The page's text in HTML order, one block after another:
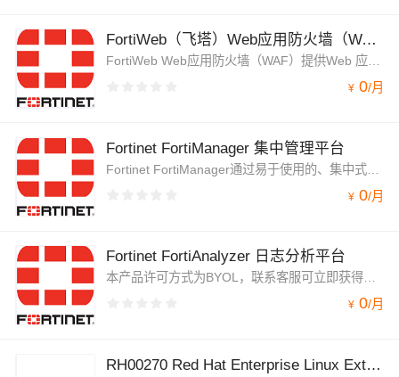
FortiWeb（飞塔）Web应用防火墙（WAF）BYOL
FortiWeb Web应用防火墙（WAF）提供Web 应用和XML防火墙保护、均衡并加速 Web 应用程序、数据库以及它们之间交换的信息。保护基于Web的应用免受已知和零日威胁的侵害。其基于AI的机器学习可在几乎没有错误肯定检测的情况下识别威胁。需要自行导入license才能正常使用。
¥ 0/月
Fortinet FortiManager 集中管理平台
Fortinet FortiManager通过易于使用的、集中式的管理控制台，让您可以保持对FortiGate和FortiAP拓扑的控制。轻松控制数千个支持FortiOS的设备的安全策略、FortiGuard安全版本更新、固件版本和个人配置的部署。FortiManager可以为您的安全管理节省大量的时间，如设备自动发现，组管理，全局策略，审计功能以及管理复杂VPN环境的能力。
¥ 0/月
Fortinet FortiAnalyzer 日志分析平台
本产品许可方式为BYOL，联系客服可立即获得免费试用License。FortiAnalyzer通过汇聚Fortinet设备和第三方设备的日志或告警信息，为客户提供了一个简化的、统一的安全管理分析平台。通过定制化的报告，用户可以过滤和查看记录，包括流量，事件，病毒，攻击，Web内容和电子邮件数据。通过对安全数据的挖掘，用户可以确保系统的安全性和合规性。
¥ 0/月
RH00270 Red Hat Enterprise Linux Extended Life Cycle Support